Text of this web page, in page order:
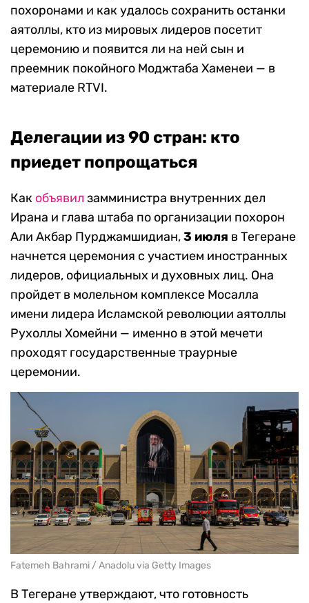
похоронами и как удалось сохранить останки
аятоллы, кто из мировых лидеров посетит
церемонию и появится ли на ней сын и
преемник покойного Моджтаба Хаменеи — в
материале RTVI.
Делегации из 90 стран: кто
приедет попрощаться
Как объявил замминистра внутренних дел
Ирана и глава штаба по организации похорон
Али Акбар Пурджамшидиан,3 июля в Тегеране
начнется церемония с участием иностранных
лидеров, официальных и духовных лиц. Она
пройдет в молельном комплексе Мосалла
имени лидера Исламской революции аятоллы
Рухоллы Хомейни — именно в этой мечети
проходят государственные траурные
церемонии.
Fatemeh Bahrami / Anadolu via Getty Images
В Тегеране утверждают, что готовность